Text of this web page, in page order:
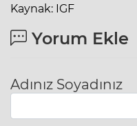
Kaynak: IGF
Yorum Ekle
Adınız Soyadınız